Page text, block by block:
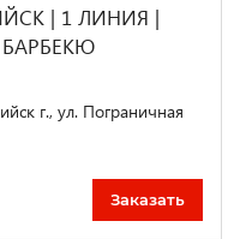
| 1 ЛИНИЯ |
г., ул. Пограничная
Заказать